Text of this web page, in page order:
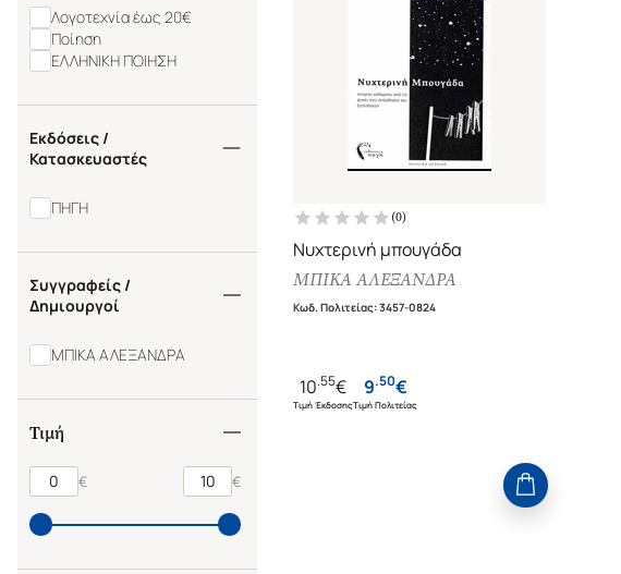
Λογοτεχνία έως 20€
Ποίηση
ΕΛΛΗΝΙΚΗ ΠΟΙΗΣΗ
Εκδόσεις /
Κατασκευαστές
ΠΗΓΗ
Συγγραφείς /
Δημιουργοί
ΜΠΙΚΑ ΑΛΕΞΑΝΔΡΑ
Τιμή
€ €
(0)
Νυχτερινή μπουγάδα
ΜΠΙΚΑ ΑΛΕΞΑΝΔΡΑ
Κωδ. Πολιτείας:3457-0824
10.55€
Τιμή Έκδοσης
9.50€
Τιμή Πολιτείας